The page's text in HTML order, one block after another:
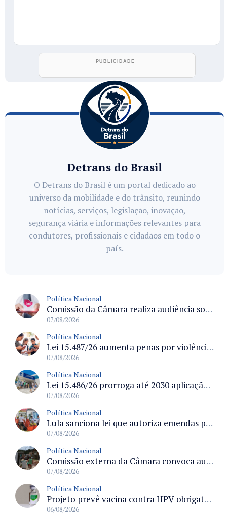
Detrans do Brasil
O Detrans do Brasil é um portal dedicado ao
universo da mobilidade e do trânsito, reunindo
notícias, serviços, legislação, inovação,
segurança viária e informações relevantes para
condutores, profissionais e cidadãos em todo o
país.
Política Nacional
Comissão da Câmara realiza audiência sobre apostas online para medir o tamanho do mercado ilegal
07/08/2026
Política Nacional
Lei 15.487/26 aumenta penas por violência sexual digital contra crianças e adolescentes e autoriza ronda virtual para investigação
07/08/2026
Política Nacional
Lei 15.486/26 prorroga até 2030 aplicação do FGTS em crédito para hospitais filantrópicos e santas casas
07/08/2026
Política Nacional
Lula sanciona lei que autoriza emendas parlamentares para atendimento pré-hospitalar pelos bombeiros
07/08/2026
Política Nacional
Comissão externa da Câmara convoca audiência pública sobre chuvas na Zona da Mata de Minas Gerais e impactos em Juiz de Fora
07/08/2026
Política Nacional
Projeto prevê vacina contra HPV obrigatória e testes moleculares para rastreamento do câncer do colo do útero
06/08/2026